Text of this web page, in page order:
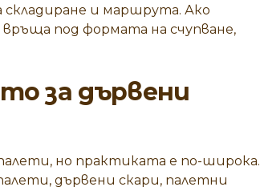
и маршрута. Ако
под формата на счупване,
за дървени
но практиката е по-широка.
дървени скари, палетни